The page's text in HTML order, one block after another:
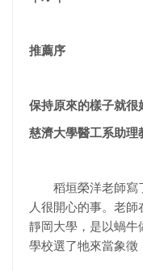
推薦序
保持原來的樣子就很
慈濟大學醫工系助
稻垣榮洋老師寫
人很開心的事。老
靜岡大學，是以蝸牛
學校選了牠來當象徵